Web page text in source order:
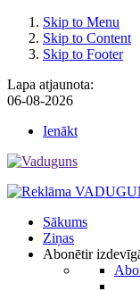
Skip to Menu
Skip to Content
Skip to Footer
Lapa atjaunota:
06-08-2026
Ienākt
Sākums
Ziņas
Abonētir